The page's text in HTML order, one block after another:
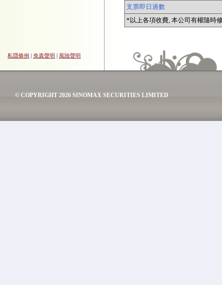
支票即日過數
*以上各項收費, 本公司有權隨時
私隱條例 | 免責聲明 | 風險聲明
© COPYRIGHT 2026 SINOMAX SECURITIES LIMITED